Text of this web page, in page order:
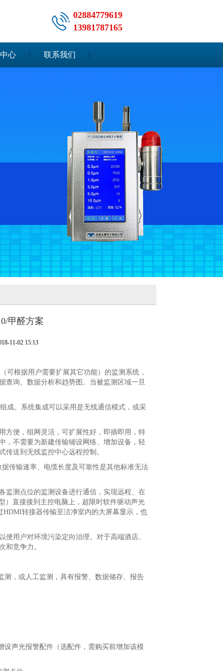
02884779619
13981787165
心 联系我们
甲醛方案
11-02 15:13
可根据用户需要扩展其它功能）的监测系统，
查询、数据分析和趋势图。当被监测区域一旦
成。系统集成可以采用是无线通信模式，或采
方便，组网灵活，可扩展性好，即插即用，特
，不需要为新建传输铺设网络、增加设备，轻
传送到无线监控中心远程控制。
传输速率、电缆长度及可靠性是其他标准无法
监测点位的监测设备进行通信，实现远程、在
）直接接到主控电脑上，超限时软件驱动声光
转接器传输至洁净室内的大屏幕显示，也
用户对环境污染定向治理。对于高端酒店、
和竞争力。
测，或人工监测，具有报警、数据储存、报告
设声光报警配件（选配件，需购买前增加该模